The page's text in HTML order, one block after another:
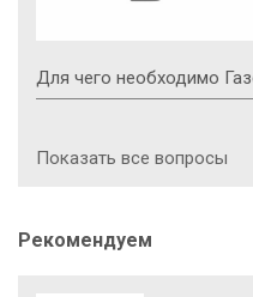
Для чего необходимо
Показать все вопросы
Рекомендуем